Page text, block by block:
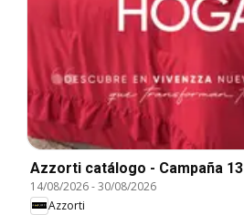
Azzorti catálogo - Campaña 13
14/08/2026-30/08/2026
Azzorti